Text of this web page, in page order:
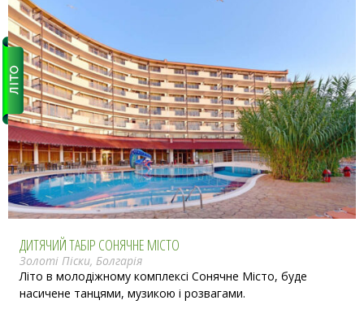
ДИТЯЧИЙ ТАБІР СОНЯЧНЕ МІСТО
Золоті Піски, Болгарія
Літо в молодіжному комплексі Сонячне Місто, буде
насичене танцями, музикою і розвагами.